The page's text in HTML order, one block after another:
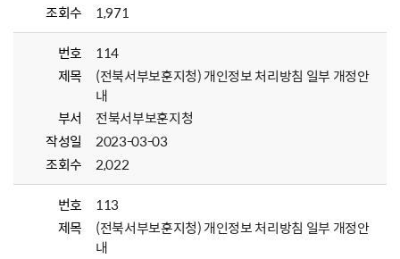
조회수
1,971
번호
114
제목
(전북서부보훈지청) 개인정보 처리방침 일부 개정안
내
부서
전북서부보훈지청
작성일
2023-03-03
조회수
2,022
번호
113
제목
(전북서부보훈지청) 개인정보 처리방침 일부 개정안
내